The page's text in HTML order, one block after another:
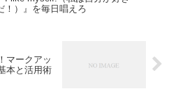
！）』を毎日唱えろ
マークアッ
本と活用術